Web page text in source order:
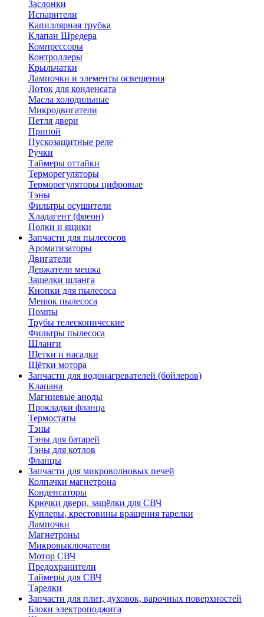
Заслонки
Испарители
Капиллярная трубка
Клапан Шредера
Компрессоры
Контроллеры
Крыльчатки
Лампочки и элементы освещения
Лоток для конденсата
Масла холодильные
Микродвигатели
Петля двери
Припой
Пускозащитные реле
Ручки
Таймеры оттайки
Терморегуляторы
Терморегуляторы цифровые
Тэны
Фильтры осушители
Хладагент (фреон)
Полки и ящики
Запчасти для пылесосов
Ароматизаторы
Двигатели
Держатели мешка
Защелки шланга
Кнопки для пылесоса
Мешок пылесоса
Помпы
Трубы телескопические
Фильтры пылесоса
Шланги
Щетки и насадки
Щётки мотора
Запчасти для водонагревателей (бойлеров)
Клапана
Магниевые аноды
Прокладки фланца
Термостаты
Тэны
Тэны для батарей
Тэны для котлов
Фланцы
Запчасти для микроволновых печей
Колпачки магнетрона
Конденсаторы
Крючки двери, защёлки для СВЧ
Куплеры, крестовины вращения тарелки
Лампочки
Магнетроны
Микровыключатели
Мотор СВЧ
Предохранители
Таймеры для СВЧ
Тарелки
Запчасти для плит, духовок, варочных поверхностей
Блоки электроподжига